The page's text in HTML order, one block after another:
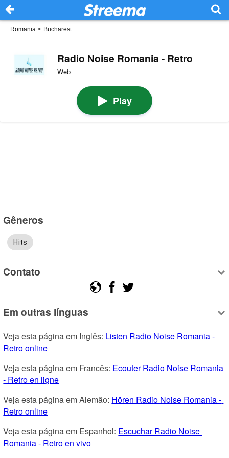
Romania > Bucharest
Radio Noise Romania - Retro
Web
Play
Gêneros
Hits
Contato
Em outras línguas
Veja esta página em Inglês: Listen Radio Noise Romania -
Retro online
Veja esta página em Francês: Ecouter Radio Noise Romania
- Retro en ligne
Veja esta página em Alemão: Hören Radio Noise Romania -
Retro online
Veja esta página em Espanhol: Escuchar Radio Noise
Romania - Retro en vivo